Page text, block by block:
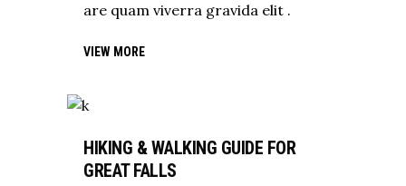
are quam viverra gravida elit .
VIEW MORE
HIKING & WALKING GUIDE FOR
GREAT FALLS